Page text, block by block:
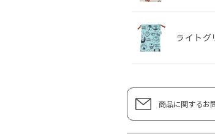
ライトグ
商品に関するお